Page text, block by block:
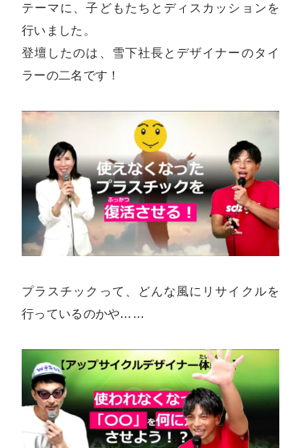
テーマに、子どもたちとディスカッションを
行いました。
登壇したのは、雪下社長とデザイナーのタイ
ラーの二名です！
プラスチックって、どんな風にリサイクルを
行っているのかや……